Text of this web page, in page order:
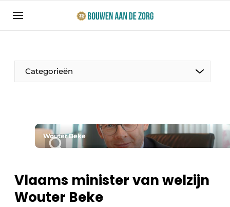
Aanmelden
Bedrijven
Bouwen aan de Zorg | Vakblad over bouw en
Direct contact
Evenement aanmelden
Jubileumboek
Meest gelezen
Categorieën
Productinformatie
Evenementen
Ziekenhuizen
Wouter Beke
Vlaams minister van welzijn
Wouter Beke